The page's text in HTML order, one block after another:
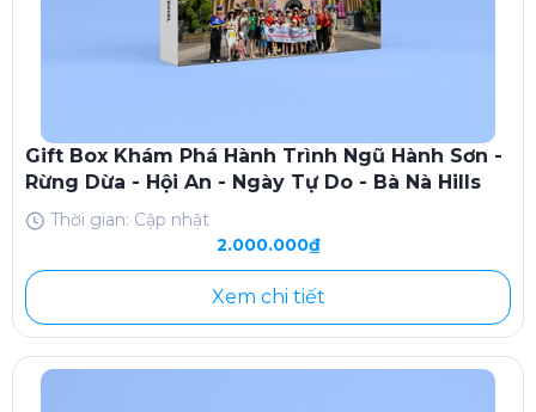
Gift Box Khám Phá Hành Trình Ngũ Hành Sơn -
Rừng Dừa - Hội An - Ngày Tự Do - Bà Nà Hills
Thời gian: Cập nhật
2.000.000₫
Xem chi tiết